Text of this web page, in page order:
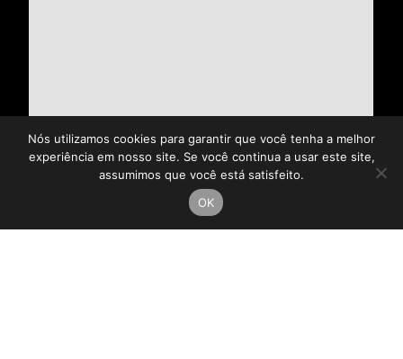
Nós utilizamos cookies para garantir que você tenha a melhor
experiência em nosso site. Se você continua a usar este site,
assumimos que você está satisfeito.
OK